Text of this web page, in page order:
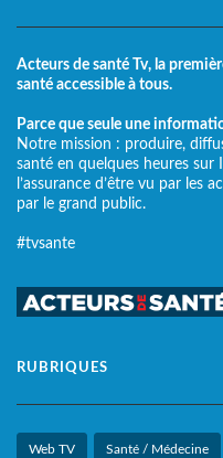
Acteurs de santé Tv, la
santé accessible à tous.
Parce que seule une
Notre mission : produire,
santé en quelques heures sur
l’assurance d’être vu par les
par le grand public.
#tvsante
RUBRIQUES
Web TV Santé / Médecine